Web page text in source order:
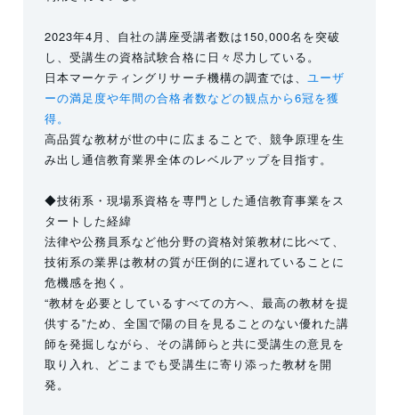
2023年4月、自社の講座受講者数は150,000名を突破
し、受講生の資格試験合格に日々尽力している。
日本マーケティングリサーチ機構の調査では、 ユーザ
ーの満足度や年間の合格者数などの観点から6冠を獲
得。
高品質な教材が世の中に広まることで、競争原理を生
み出し通信教育業界全体のレベルアップを目指す。
◆技術系・現場系資格を専門とした通信教育事業をス
タートした経緯
法律や公務員系など他分野の資格対策教材に比べて、
技術系の業界は教材の質が圧倒的に遅れていることに
危機感を抱く。
“教材を必要としているすべての方へ、最高の教材を提
供する”ため、全国で陽の目を見ることのない優れた講
師を発掘しながら、その講師らと共に受講生の意見を
取り入れ、どこまでも受講生に寄り添った教材を開
発。